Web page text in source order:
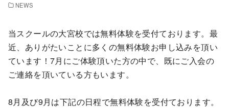
NEWS
当スクールの大宮校では無料体験を受付ております。最
近、ありがたいことに多くの無料体験お申し込みを頂い
ています！7月にご体験頂いた方の中で、既にご入会の
ご連絡を頂いている方もいます。
8月及び9月は下記の日程で無料体験を受付ております。